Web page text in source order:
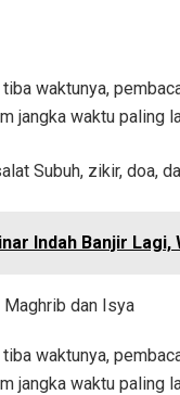
waktunya,
jangka waktu paling
Subuh, zikir, doa,
Indah Banjir
Maghrib dan Isya
waktunya,
jangka waktu paling